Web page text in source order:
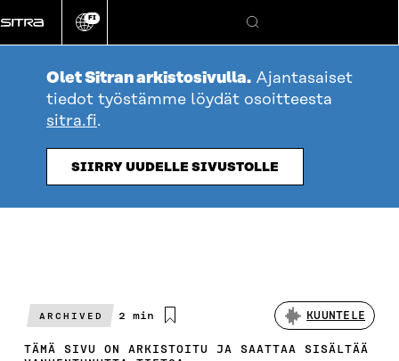
suoraan
sisältöön
Vaihda
kieli
FI
Hae
Olet Sitran arkistosivulla. Ajantasaiset
tiedot työstämme löydät osoitteesta
sitra.fi.
SIIRRY UUDELLE SIVUSTOLLE
ARCHIVED
Arvioitu
2 min KUUNTELE
TÄMÄ SIVU ON ARKISTOITU JA SAATTAA SISÄLTÄÄ